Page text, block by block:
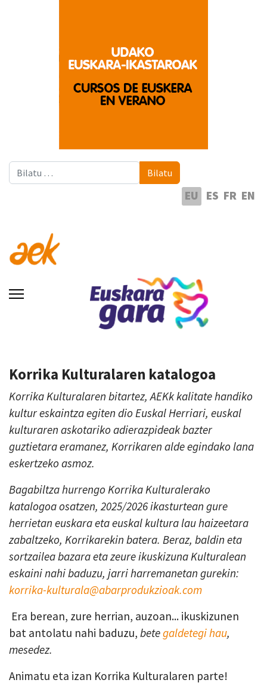
Bilatu Bilatu
EU ES FR EN
Korrika Kulturalaren katalogoa
Korrika Kulturalaren bitartez, AEKk kalitate handiko
kultur eskaintza egiten dio Euskal Herriari, euskal
kulturaren askotariko adierazpideak bazter
guztietara eramanez, Korrikaren alde egindako lana
eskertzeko asmoz.
Bagabiltza hurrengo Korrika Kulturalerako
katalogoa osatzen, 2025/2026 ikasturtean gure
herrietan euskara eta euskal kultura lau haizeetara
zabaltzeko, Korrikarekin batera. Beraz, baldin eta
sortzailea bazara eta zeure ikuskizuna Kulturalean
eskaini nahi baduzu, jarri harremanetan gurekin:
korrika-kulturala@abarprodukzioak.com
Era berean, zure herrian, auzoan... ikuskizunen
bat antolatu nahi baduzu, betegaldetegi hau,
mesedez.
Animatu eta izan Korrika Kulturalaren parte!